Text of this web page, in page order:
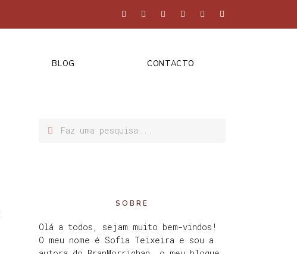
BLOG CONTACTO
SOBRE
Olá a todos, sejam muito bem-vindos!
O meu nome é Sofia Teixeira e sou a